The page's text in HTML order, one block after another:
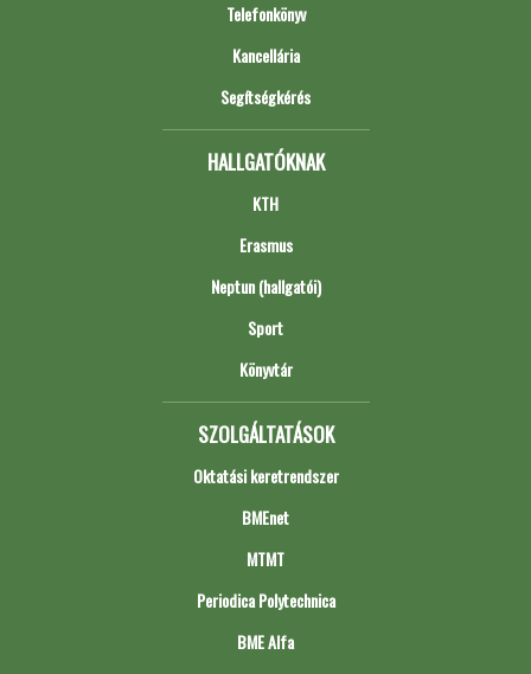
Telefonkönyv
Kancellária
Segítségkérés
HALLGATÓKNAK
KTH
Erasmus
Neptun (hallgatói)
Sport
Könyvtár
SZOLGÁLTATÁSOK
Oktatási keretrendszer
BMEnet
MTMT
Periodica Polytechnica
BME Alfa